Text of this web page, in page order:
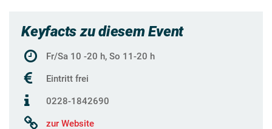
Keyfacts zu diesem Event
Fr/Sa 10 -20 h, So 11-20 h
Eintritt frei
0228-1842690
zur Website